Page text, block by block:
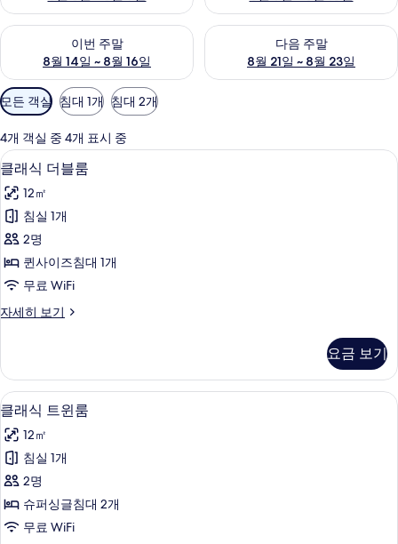
이번 주말
8월 14일 ~ 8월 16일
이번 주말 예약 가능 여부 확인, 8월 14일 ~ 8월 16일
다음 주말
8월 21일 ~ 8월 23일
다음 주말 예약 가능 여부 확인
객
실
에
사
용
가
능
한
터
모든 객실 침대 1개 침대 2개
4개 객실 중 4개 표시 중
클
래
식
더
블
룸
진
두
보
기
6
클래식 더블룸
12㎡
침실 1개
2명
퀸사이즈침대 1개
무료 WiFi
자세히 보기
클
블
룸
자
히
보
기
요금 보기
클
래
식
트
윈
룸
5
클래식 트윈룸
12㎡
침실 1개
2명
슈퍼싱글침대 2개
무료 WiFi